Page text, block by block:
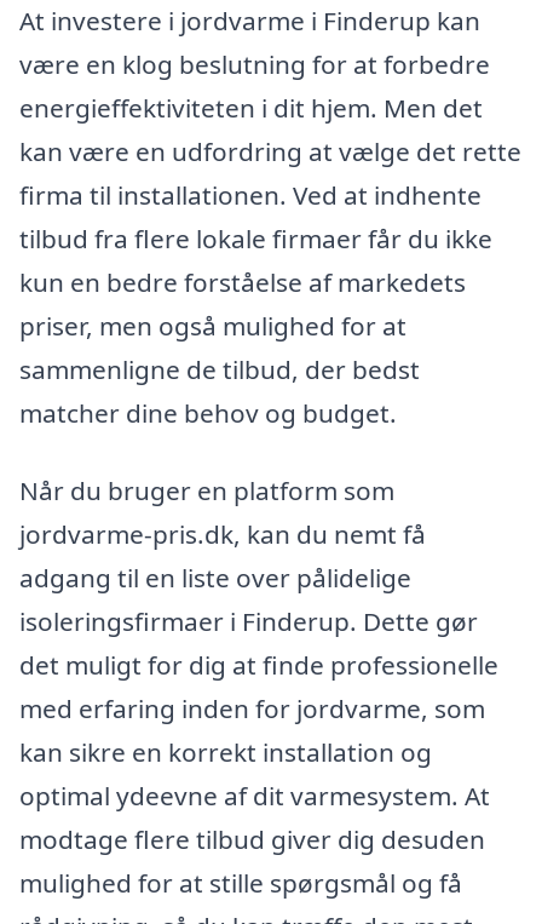
At investere i jordvarme i Finderup kan
være en klog beslutning for at forbedre
energieffektiviteten i dit hjem. Men det
kan være en udfordring at vælge det rette
firma til installationen. Ved at indhente
tilbud fra flere lokale firmaer får du ikke
kun en bedre forståelse af markedets
priser, men også mulighed for at
sammenligne de tilbud, der bedst
matcher dine behov og budget.
Når du bruger en platform som
jordvarme-pris.dk, kan du nemt få
adgang til en liste over pålidelige
isoleringsfirmaer i Finderup. Dette gør
det muligt for dig at finde professionelle
med erfaring inden for jordvarme, som
kan sikre en korrekt installation og
optimal ydeevne af dit varmesystem. At
modtage flere tilbud giver dig desuden
mulighed for at stille spørgsmål og få